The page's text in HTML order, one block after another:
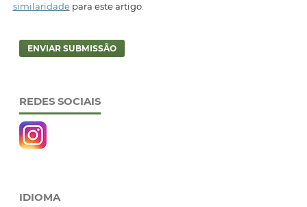
similaridadepara este artigo.
ENVIAR SUBMISSÃO
REDES SOCIAIS
IDIOMA